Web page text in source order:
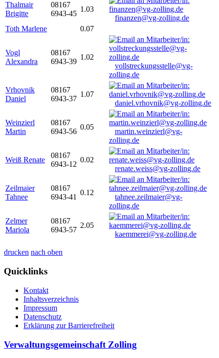
Thalmair
Brigitte
08167
6943-45
1.03
finanzen@vg-zolling.de
Toth Marlene
0.07
Vogl
Alexandra
08167
6943-39
1.02
vollstreckungsstelle@vg-
zolling.de
Vrhovnik
Daniel
08167
6943-37
1.07
daniel.vrhovnik@vg-zolling.de
Weinzierl
Martin
08167
6943-56
0.05
martin.weinzierl@vg-
zolling.de
Weiß Renate
08167
6943-12
0.02
renate.weiss@vg-zolling.de
Zeilmaier
Tahnee
08167
6943-41
0.12
tahnee.zeilmaier@vg-
zolling.de
Zelmer
Mariola
08167
6943-57
2.05
kaemmerei@vg-zolling.de
drucken nach oben
Quicklinks
Kontakt
Inhaltsverzeichnis
Impressum
Datenschutz
Erklärung zur Barrierefreiheit
Verwaltungsgemeinschaft Zolling